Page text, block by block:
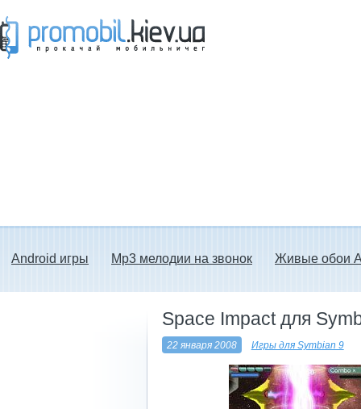
Android игры Mp3 мелодии на звонок Живые обои
Space Impact для
22 января 2008 Игры для Symbian 9